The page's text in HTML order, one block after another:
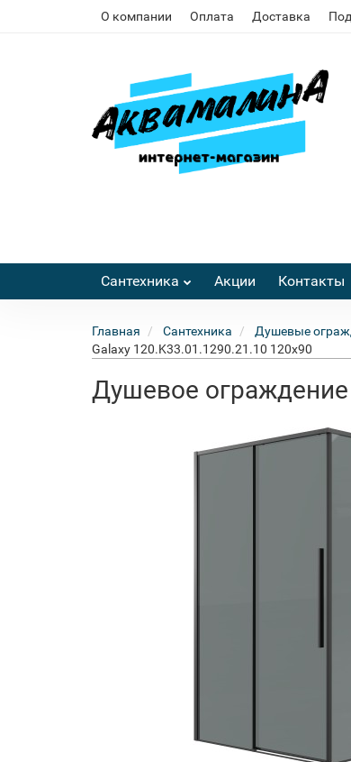
О компании Оплата Доставка
Сантехника Акции Контакты
Главная Сантехника Душевые
Galaxy 120.K33.01.1290.21.10 120x90
Душевое ограждение